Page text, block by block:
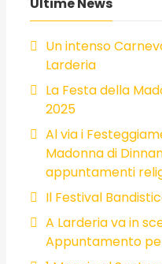
Un intenso
Larderia
La Festa della
2025
Al via i
Madonna di
appuntamenti
Il Festival
A Larderia va in
Appuntamento